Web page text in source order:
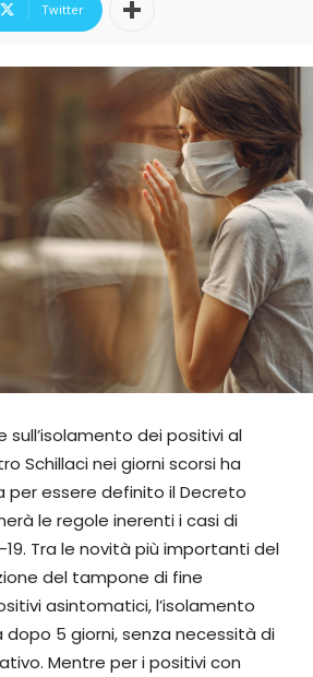
Twitter
sull’isolamento dei positivi al
Schillaci nei giorni scorsi ha
per essere definito il Decreto
le regole inerenti i casi di
Tra le novità più importanti del
del tampone di fine
asintomatici, l’isolamento
5 giorni, senza necessità di
Mentre per i positivi con